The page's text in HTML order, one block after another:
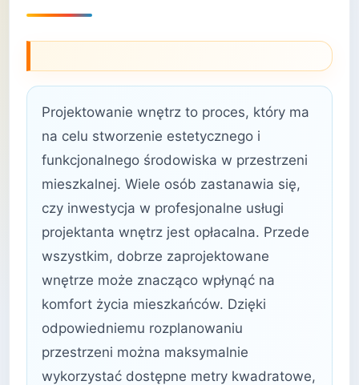
Projektowanie wnętrz to proces, który ma
na celu stworzenie estetycznego i
funkcjonalnego środowiska w przestrzeni
mieszkalnej. Wiele osób zastanawia się,
czy inwestycja w profesjonalne usługi
projektanta wnętrz jest opłacalna. Przede
wszystkim, dobrze zaprojektowane
wnętrze może znacząco wpłynąć na
komfort życia mieszkańców. Dzięki
odpowiedniemu rozplanowaniu
przestrzeni można maksymalnie
wykorzystać dostępne metry kwadratowe,